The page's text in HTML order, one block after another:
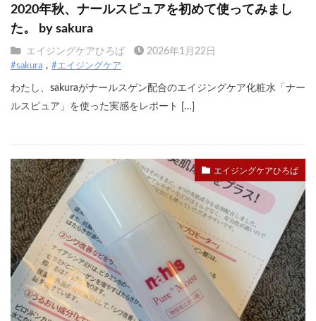
2020年秋、ナールスピュアを初めて使ってみまし
た。 by sakura
エイジングケアひろば 2026年1月22日
#sakura #エイジングケア
わたし、sakuraがナールスゲン配合のエイジングケア化粧水「ナー
ルスピュア」を使った実感をレポート […]
エイジングケアひろば